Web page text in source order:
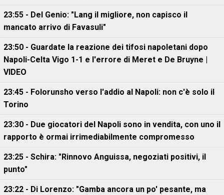
23:55 - Del Genio: "Lang il migliore, non capisco il
mancato arrivo di Favasuli"
23:50 - Guardate la reazione dei tifosi napoletani dopo
Napoli-Celta Vigo 1-1 e l'errore di Meret e De Bruyne |
VIDEO
23:45 - Folorunsho verso l'addio al Napoli: non c'è solo il
Torino
23:30 - Due giocatori del Napoli sono in vendita, con uno il
rapporto è ormai irrimediabilmente compromesso
23:25 - Schira: "Rinnovo Anguissa, negoziati positivi, il
punto"
23:22 - Di Lorenzo: "Gamba ancora un po' pesante, ma